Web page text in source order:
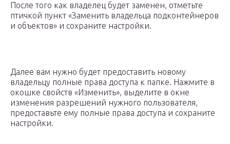
После того как владелец будет заменен, отметьте
птичкой пункт «Заменить владельца подконтейнеров
и объектов» и сохраните настройки.
Далее вам нужно будет предоставить новому
владельцу полные права доступа к папке. Нажмите в
окошке свойств «Изменить», выделите в окне
изменения разрешений нужного пользователя,
предоставьте ему полные права доступа и сохраните
настройки.